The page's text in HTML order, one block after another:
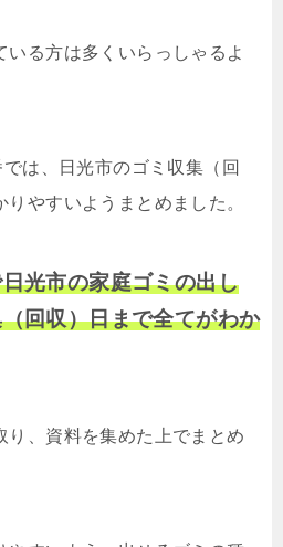
いる方は多くいらっしゃるよ
は、日光市のゴミ収集（回
やすいようまとめました。
光市の家庭ゴミの出し
回収）日まで全てがわか
り、資料を集めた上でまとめ